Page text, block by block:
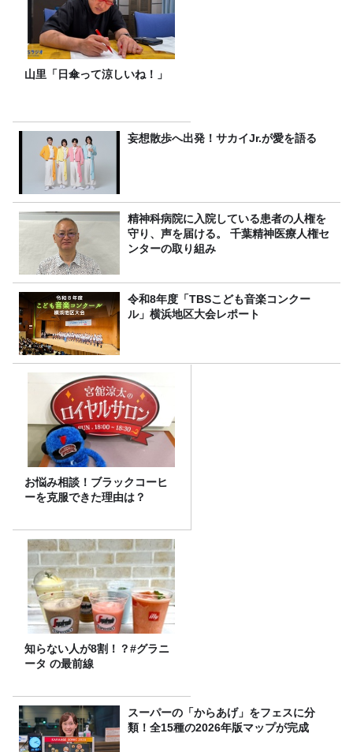
山里「日傘って涼しいね！」
妄想散歩へ出発！サカイJr.が愛を語る
精神科病院に入院している患者の人権を
守り、声を届ける。 千葉精神医療人権セ
ンターの取り組み
令和8年度「TBSこども音楽コンクー
ル」横浜地区大会レポート
お悩み相談！ブラックコーヒ
ーを克服できた理由は？
知らない人が8割！？#グラニ
ータ の最前線
スーパーの「からあげ」をフェスに分
類！全15種の2026年版マップが完成